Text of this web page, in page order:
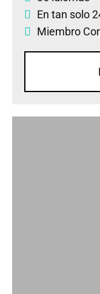
En tan solo
Miembro